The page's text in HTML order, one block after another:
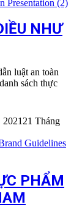
NHƯ
luật an toàn
sách thực
21 Tháng
PHẨM